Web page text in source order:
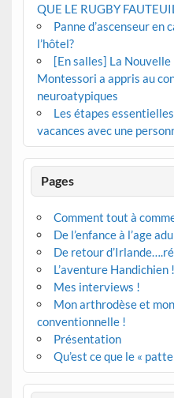
QUE LE RUGBY
Panne d’ascenseur en
l’hôtel?
[En salles] La Nouvelle
Montessori a appris au
neuroatypiques
Les étapes
vacances avec une
Pages
Comment tout à
De l’enfance à l’age
De retour
L’aventure Handichien !
Mes interviews !
Mon arthrodèse et
conventionnelle !
Présentation
Qu’est ce que le «